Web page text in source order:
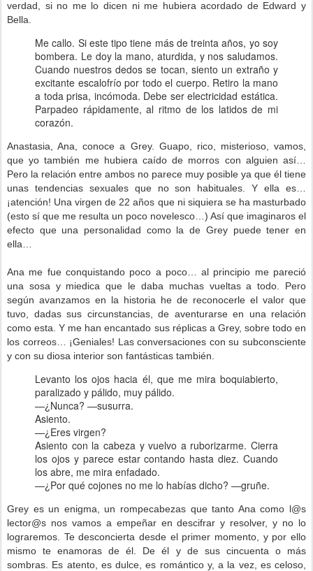
verdad, si no me lo dicen ni me hubiera acordado de Edward y
Bella.
Me callo. Si este tipo tiene más de treinta años, yo soy
bombera. Le doy la mano, aturdida, y nos saludamos.
Cuando nuestros dedos se tocan, siento un extraño y
excitante escalofrío por todo el cuerpo. Retiro la mano
a toda prisa, incómoda. Debe ser electricidad estática.
Parpadeo rápidamente, al ritmo de los latidos de mi
corazón.
Anastasia, Ana, conoce a Grey. Guapo, rico, misterioso, vamos,
que yo también me hubiera caído de morros con alguien así…
Pero la relación entre ambos no parece muy posible ya que él tiene
unas tendencias sexuales que no son habituales. Y ella es…
¡atención! Una virgen de 22 años que ni siquiera se ha masturbado
(esto sí que me resulta un poco novelesco…) Así que imaginaros el
efecto que una personalidad como la de Grey puede tener en
ella…
Ana me fue conquistando poco a poco… al principio me pareció
una sosa y miedica que le daba muchas vueltas a todo. Pero
según avanzamos en la historia he de reconocerle el valor que
tuvo, dadas sus circunstancias, de aventurarse en una relación
como esta. Y me han encantado sus réplicas a Grey, sobre todo en
los correos… ¡Geniales! Las conversaciones con su subconsciente
y con su diosa interior son fantásticas también.
Levanto los ojos hacia él, que me mira boquiabierto,
paralizado y pálido, muy pálido.
—¿Nunca? —susurra.
Asiento.
—¿Eres virgen?
Asiento con la cabeza y vuelvo a ruborizarme. Cierra
los ojos y parece estar contando hasta diez. Cuando
los abre, me mira enfadado.
—¿Por qué cojones no me lo habías dicho? —gruñe.
Grey es un enigma, un rompecabezas que tanto Ana como l@s
lector@s nos vamos a empeñar en descifrar y resolver, y no lo
lograremos. Te desconcierta desde el primer momento, y por ello
mismo te enamoras de él. De él y de sus cincuenta o más
sombras. Es atento, es dulce, es romántico y, a la vez, es celoso,